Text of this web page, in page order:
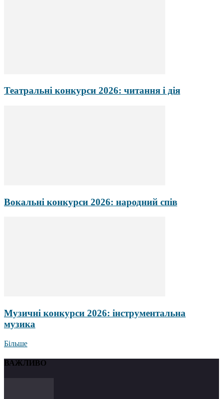
Театральні конкурси 2026: читання і дія
Вокальні конкурси 2026: народний спів
Музичні конкурси 2026: інструментальна
музика
Більше
ВАЖЛИВО